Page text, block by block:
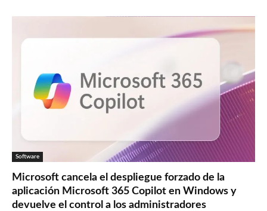
Software
Microsoft cancela el despliegue forzado de la
aplicación Microsoft 365 Copilot en Windows y
devuelve el control a los administradores